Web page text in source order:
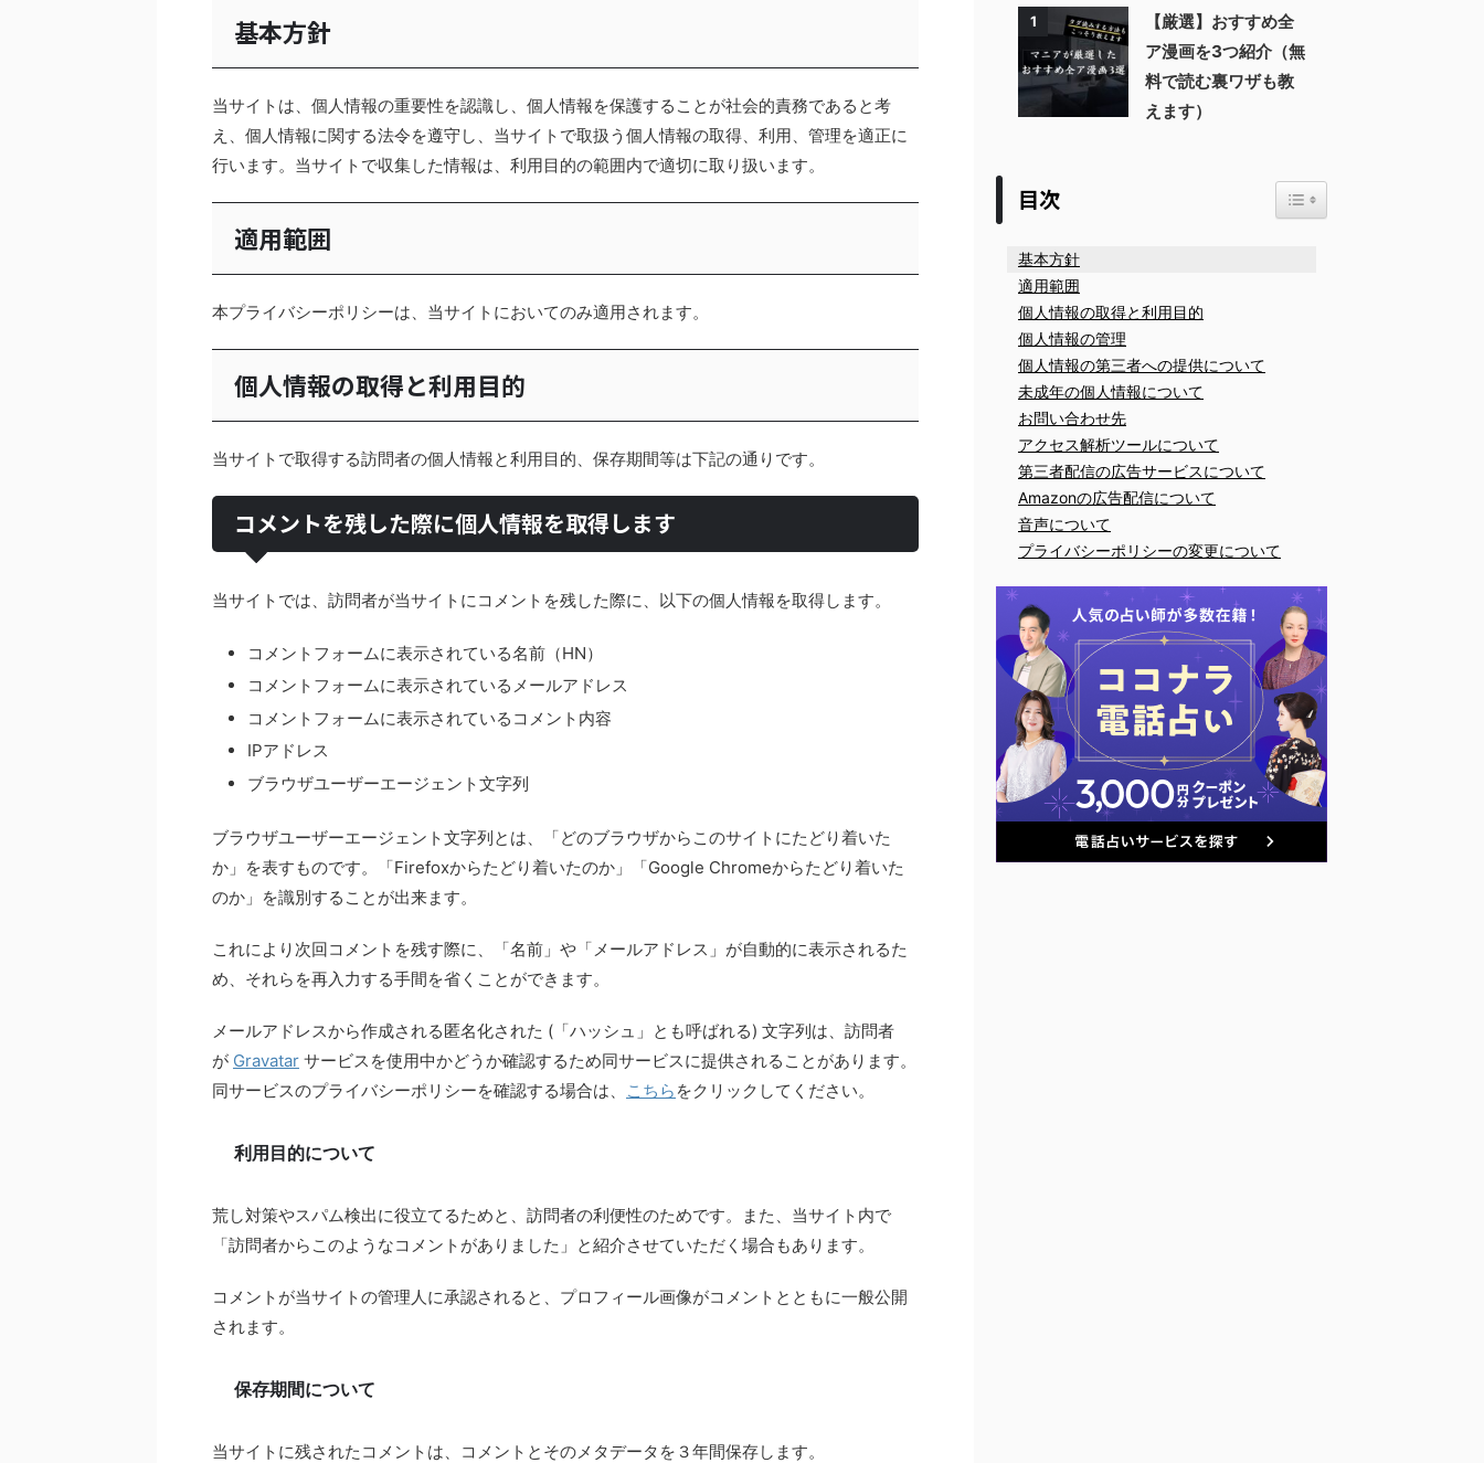
基本方針
当サイトは、個人情報の重要性を認識し、個人情報を保護することが社会的責務であると考
え、個人情報に関する法令を遵守し、当サイトで取扱う個人情報の取得、利用、管理を適正に
行います。当サイトで収集した情報は、利用目的の範囲内で適切に取り扱います。
適用範囲
本プライバシーポリシーは、当サイトにおいてのみ適用されます。
個人情報の取得と利用目的
当サイトで取得する訪問者の個人情報と利用目的、保存期間等は下記の通りです。
コメントを残した際に個人情報を取得します
当サイトでは、訪問者が当サイトにコメントを残した際に、以下の個人情報を取得します。
コメントフォームに表示されている名前（HN）
コメントフォームに表示されているメールアドレス
コメントフォームに表示されているコメント内容
IPアドレス
ブラウザユーザーエージェント文字列
ブラウザユーザーエージェント文字列とは、「どのブラウザからこのサイトにたどり着いた
か」を表すものです。「Firefoxからたどり着いたのか」「Google Chromeからたどり着いた
のか」を識別することが出来ます。
これにより次回コメントを残す際に、「名前」や「メールアドレス」が自動的に表示されるた
め、それらを再入力する手間を省くことができます。
メールアドレスから作成される匿名化された (「ハッシュ」とも呼ばれる) 文字列は、訪問者
が Gravatar サービスを使用中かどうか確認するため同サービスに提供されることがあります。
同サービスのプライバシーポリシーを確認する場合は、
こちら をクリックしてください。
利用目的について
荒し対策やスパム検出に役立てるためと、訪問者の利便性のためです。また、当サイト内で
「訪問者からこのようなコメントがありました」と紹介させていただく場合もあります。
コメントが当サイトの管理人に承認されると、プロフィール画像がコメントとともに一般公開
されます。
保存期間について
当サイトに残されたコメントは、コメントとそのメタデータを３年間保存します。
1
【厳選】おすすめ全
ア漫画を3つ紹介（無
料で読む裏ワザも教
えます）
目次 Toggle Table of Content
基本方針
適用範囲
個人情報の取得と利用目的
個人情報の管理
個人情報の第三者への提供について
未成年の個人情報について
お問い合わせ先
アクセス解析ツールについて
第三者配信の広告サービスについて
Amazonの広告配信について
音声について
プライバシーポリシーの変更について